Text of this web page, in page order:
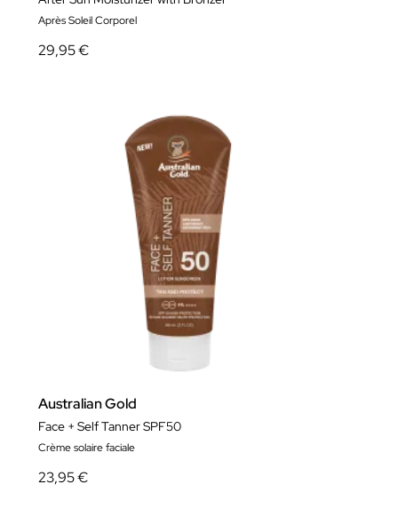
Après Soleil Corporel
29,95 €
Australian Gold
Face + Self Tanner SPF50
Crème solaire faciale
23,95 €